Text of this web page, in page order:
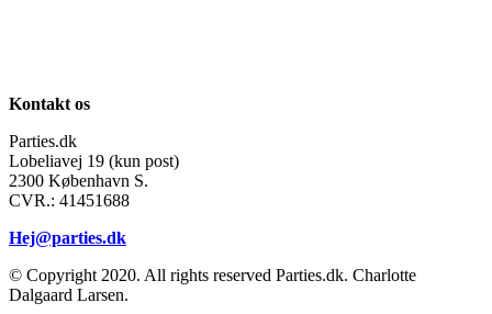
Kontakt os
Parties.dk
Lobeliavej 19 (kun post)
2300 København S.
CVR.: 41451688
Hej@parties.dk
© Copyright 2020. All rights reserved Parties.dk. Charlotte
Dalgaard Larsen.